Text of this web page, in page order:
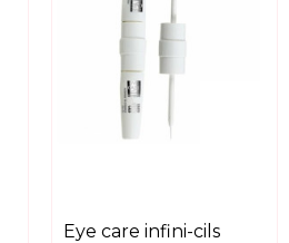
eye care infini-cils